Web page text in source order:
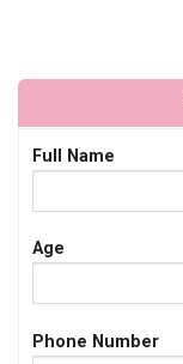
Full Name
Age
Phone Number